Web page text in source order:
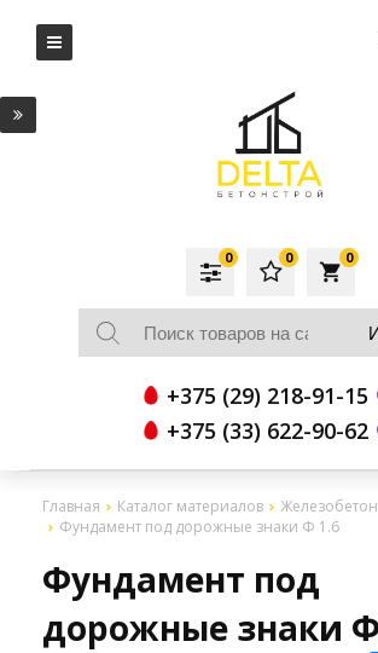
local_grocery_store
0
0
0
+375 (29) 218-91-15
+375 (33) 622-90-62
Главная Каталог материалов
Фундамент под дорожные знаки Ф 1.6
Фундамент под
дорожные знаки